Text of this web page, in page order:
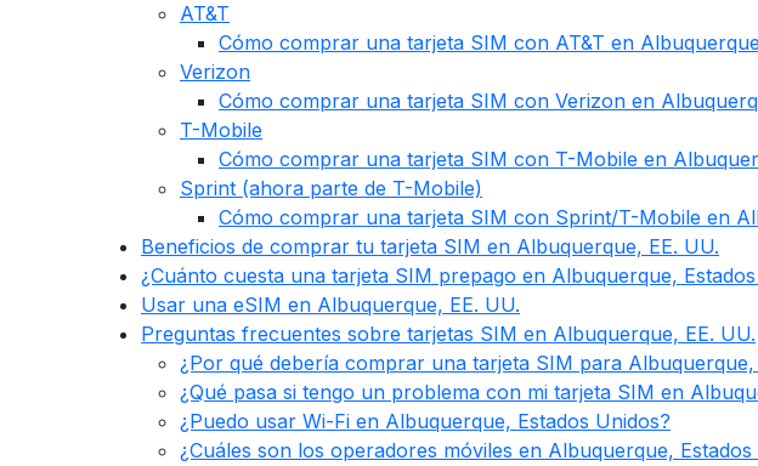
AT&T
Cómo comprar una tarjeta SIM con AT&T en
Verizon
Cómo comprar una tarjeta SIM con Verizon en
T-Mobile
Cómo comprar una tarjeta SIM con T-Mobile en
Sprint (ahora parte de T-Mobile)
Cómo comprar una tarjeta SIM con Sprint/T-Mobile en
Beneficios de comprar tu tarjeta SIM en Albuquerque, EE. UU.
¿Cuánto cuesta una tarjeta SIM prepago en Albuquerque,
Usar una eSIM en Albuquerque, EE. UU.
Preguntas frecuentes sobre tarjetas SIM en Albuquerque, EE. UU.
¿Por qué debería comprar una tarjeta SIM para Albuquerque,
¿Qué pasa si tengo un problema con mi tarjeta SIM en
¿Puedo usar Wi-Fi en Albuquerque, Estados Unidos?
¿Cuáles son los operadores móviles en Albuquerque, Estados